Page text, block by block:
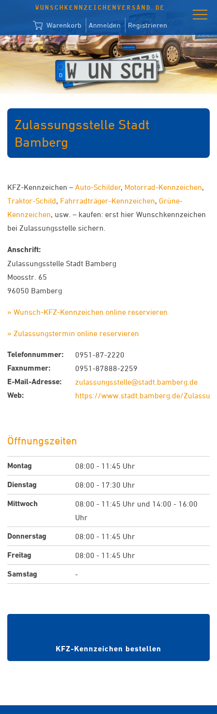
WUNSCHKENNZEICHENVERSAND.DE
Warenkorb Anmelden Registrieren
Zulassungsstelle Stadt
Bamberg
KFZ-Kennzeichen – Auto-Schilder, Motorrad-Kennzeichen,
Traktor-Schild, Fahrradträger-Kennzeichen, Grüne-
Kennzeichen, usw. – kaufen: erst hier Wunschkennzeichen
bei Zulassungsstelle sichern.
Anschrift:
Zulassungsstelle Stadt Bamberg
Moosstr. 65
96050 Bamberg
» Wunsch-KFZ-Kennzeichen online reservieren
» Zulassungstermin online reservieren
Telefonnummer: 0951-87-2220
Faxnummer: 0951-87888-2259
E-Mail-Adresse: zulassungsstelle@stadt.bamberg.de
Web: https://www.stadt.bamberg.de/
Öffnungszeiten
Montag 08:00 - 11:45 Uhr
Dienstag 08:00 - 17:30 Uhr
Mittwoch
08:00 - 11:45 Uhr und 14:00 - 16:00
Uhr
Donnerstag 08:00 - 11:45 Uhr
Freitag 08:00 - 11:45 Uhr
Samstag -
KFZ-Kennzeichen bestellen